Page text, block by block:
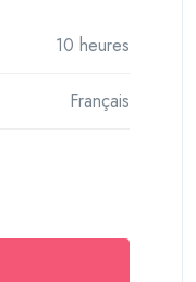
10 heures
Français